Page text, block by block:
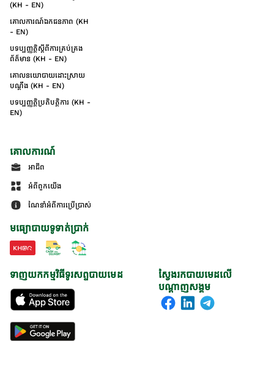
(KH - EN)
គោលការណ៍ឯកជនភាព (KH
- EN)
បទប្បញ្ញត្តិស្តីពីការគ្រប់គ្រង
ព័ត៌មាន (KH - EN)
គោលនយោបាយដោះស្រាយ
បណ្ដឹង (KH - EN)
បទប្បញ្ញត្តិប្រតិបត្តិការ (KH -
EN)
គោលការណ៍
អាជីព
អំពីពួកយើង
ណែនាំអំពីការប្រើប្រាស់
មធ្យោបាយទូទាត់ប្រាក់
ស្វែងរកបាយមេដលើ
បណ្តាញសង្គម
ទាញយកកម្មវិធីទូរសព្ទបាយមេដ